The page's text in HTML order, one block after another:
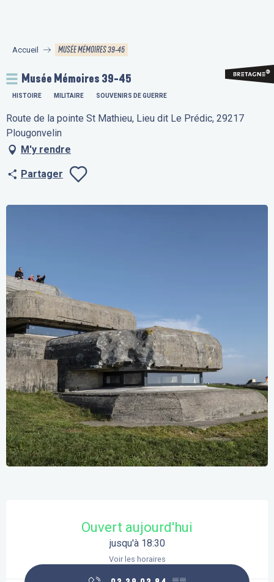
principal
Accueil MUSÉE MÉMOIRES 39-45
Musée Mémoires 39-45
HISTOIRE MILITAIRE SOUVENIRS DE GUERRE
Route de la pointe St Mathieu, Lieu dit Le Prédic, 29217
Plougonvelin
M'y rendre
Partager
Ouvert aujourd'hui
jusqu'à 18:30
Voir les horaires